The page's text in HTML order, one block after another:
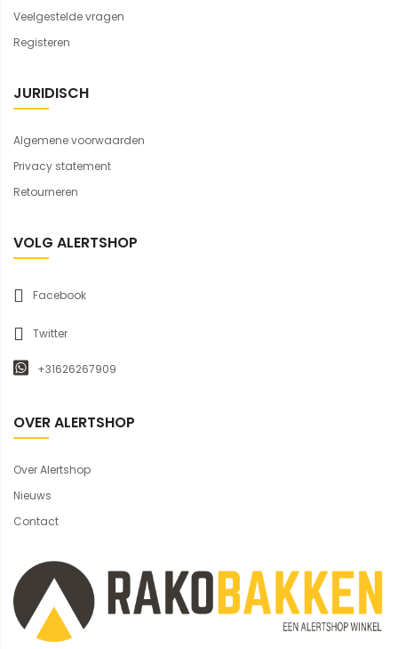
Veelgestelde vragen
Registeren
JURIDISCH
Algemene voorwaarden
Privacy statement
Retourneren
VOLG ALERTSHOP
Facebook
Twitter
+31626267909
OVER ALERTSHOP
Over Alertshop
Nieuws
Contact